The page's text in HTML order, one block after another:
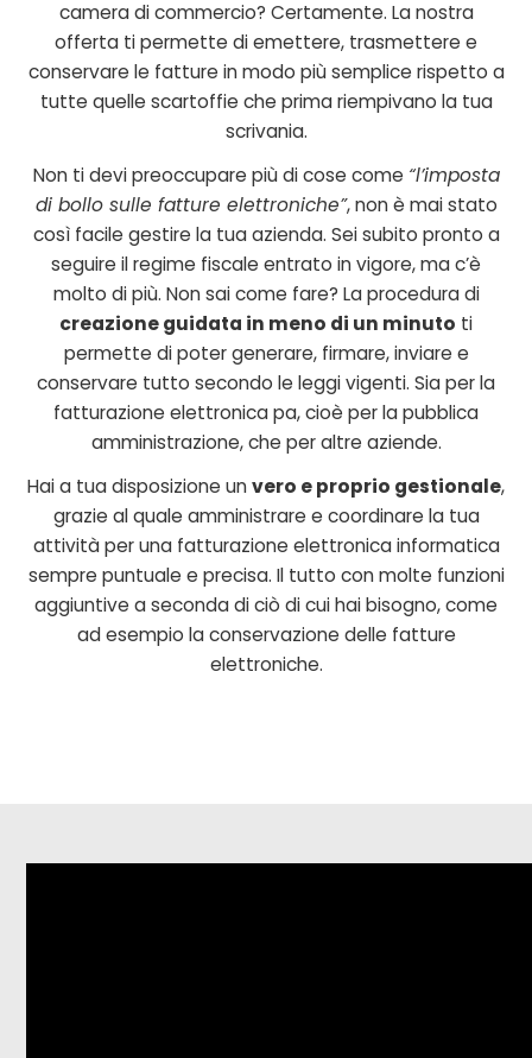
camera di commercio? Certamente. La nostra
offerta ti permette di emettere, trasmettere e
conservare le fatture in modo più semplice rispetto a
tutte quelle scartoffie che prima riempivano la tua
scrivania.
Non ti devi preoccupare più di cose come “l’imposta
di bollo sulle fatture elettroniche”, non è mai stato
così facile gestire la tua azienda. Sei subito pronto a
seguire il regime fiscale entrato in vigore, ma c’è
molto di più. Non sai come fare? La procedura di
creazione guidata in meno di un minuto ti
permette di poter generare, firmare, inviare e
conservare tutto secondo le leggi vigenti. Sia per la
fatturazione elettronica pa, cioè per la pubblica
amministrazione, che per altre aziende.
Hai a tua disposizione unvero e proprio gestionale,
grazie al quale amministrare e coordinare la tua
attività per una fatturazione elettronica informatica
sempre puntuale e precisa. Il tutto con molte funzioni
aggiuntive a seconda di ciò di cui hai bisogno, come
ad esempio la conservazione delle fatture
elettroniche.